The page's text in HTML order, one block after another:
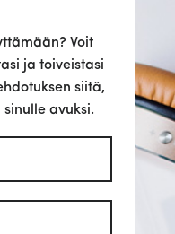
Voit
ja toiveistasi
siitä,
avuksi.